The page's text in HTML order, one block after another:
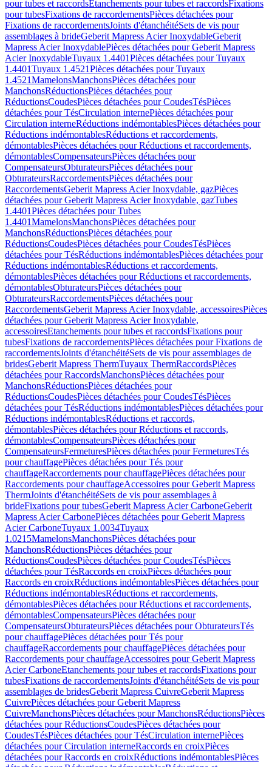
pour tubes et raccordsEtanchements pour tubes et raccordsFixations
pour tubesFixations de raccordementsPièces détachées pour
Fixations de raccordementsJoints d'étanchéitéSets de vis pour
assemblages à brideGeberit Mapress Acier InoxydableGeberit
Mapress Acier InoxydablePièces détachées pour Geberit Mapress
Acier InoxydableTuyaux 1.4401Pièces détachées pour Tuyaux
1.4401Tuyaux 1.4521Pièces détachées pour Tuyaux
1.4521MamelonsManchonsPièces détachées pour
ManchonsRéductionsPièces détachées pour
RéductionsCoudesPièces détachées pour CoudesTésPièces
détachées pour TésCirculation internePièces détachées pour
Circulation interneRéductions indémontablesPièces détachées pour
Réductions indémontablesRéductions et raccordements,
démontablesPièces détachées pour Réductions et raccordements,
démontablesCompensateursPièces détachées pour
CompensateursObturateursPièces détachées pour
ObturateursRaccordementsPièces détachées pour
RaccordementsGeberit Mapress Acier Inoxydable, gazPièces
détachées pour Geberit Mapress Acier Inoxydable, gazTubes
1.4401Pièces détachées pour Tubes
1.4401MamelonsManchonsPièces détachées pour
ManchonsRéductionsPièces détachées pour
RéductionsCoudesPièces détachées pour CoudesTésPièces
détachées pour TésRéductions indémontablesPièces détachées pour
Réductions indémontablesRéductions et raccordements,
démontablesPièces détachées pour Réductions et raccordements,
démontablesObturateursPièces détachées pour
ObturateursRaccordementsPièces détachées pour
RaccordementsGeberit Mapress Acier Inoxydable, accessoiresPièces
détachées pour Geberit Mapress Acier Inoxydable,
accessoiresEtanchements pour tubes et raccordsFixations pour
tubesFixations de raccordementsPièces détachées pour Fixations de
raccordementsJoints d'étanchéitéSets de vis pour assemblages de
bridesGeberit Mapress ThermTuyaux ThermRaccordsPièces
détachées pour RaccordsManchonsPièces détachées pour
ManchonsRéductionsPièces détachées pour
RéductionsCoudesPièces détachées pour CoudesTésPièces
détachées pour TésRéductions indémontablesPièces détachées pour
Réductions indémontablesRéductions et raccords,
démontablesPièces détachées pour Réductions et raccords,
démontablesCompensateursPièces détachées pour
CompensateursFermeturesPièces détachées pour FermeturesTés
pour chauffagePièces détachées pour Tés pour
chauffageRaccordements pour chauffagePièces détachées pour
Raccordements pour chauffageAccessoires pour Geberit Mapress
ThermJoints d'étanchéitéSets de vis pour assemblages à
brideFixations pour tubesGeberit Mapress Acier CarboneGeberit
Mapress Acier CarbonePièces détachées pour Geberit Mapress
Acier CarboneTuyaux 1.0034Tuyaux
1.0215MamelonsManchonsPièces détachées pour
ManchonsRéductionsPièces détachées pour
RéductionsCoudesPièces détachées pour CoudesTésPièces
détachées pour TésRaccords en croixPièces détachées pour
Raccords en croixRéductions indémontablesPièces détachées pour
Réductions indémontablesRéductions et raccordements,
démontablesPièces détachées pour Réductions et raccordements,
démontablesCompensateursPièces détachées pour
CompensateursObturateursPièces détachées pour ObturateursTés
pour chauffagePièces détachées pour Tés pour
chauffageRaccordements pour chauffagePièces détachées pour
Raccordements pour chauffageAccessoires pour Geberit Mapress
Acier CarboneEtanchements pour tubes et raccordsFixations pour
tubesFixations de raccordementsJoints d'étanchéitéSets de vis pour
assemblages de bridesGeberit Mapress CuivreGeberit Mapress
CuivrePièces détachées pour Geberit Mapress
CuivreManchonsPièces détachées pour ManchonsRéductionsPièces
détachées pour RéductionsCoudesPièces détachées pour
CoudesTésPièces détachées pour TésCirculation internePièces
détachées pour Circulation interneRaccords en croixPièces
détachées pour Raccords en croixRéductions indémontablesPièces